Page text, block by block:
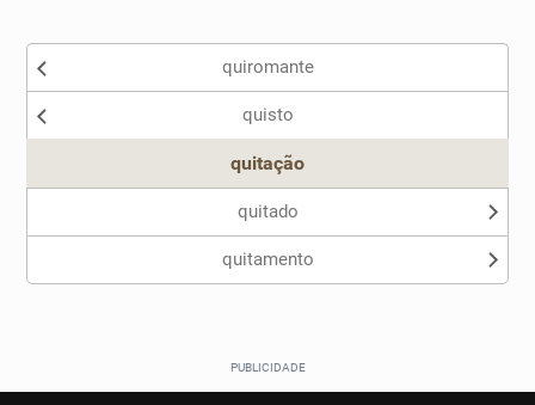
Nenhum dos sinônimos apresentados me ajudou
quiromante
quisto
quitação
quitado
quitamento